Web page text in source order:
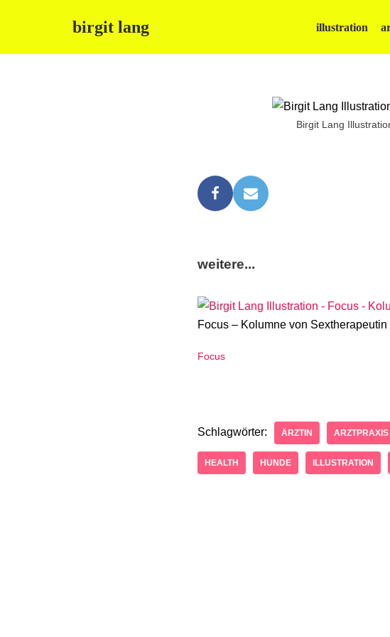
birgit lang illustration
Birgit Lang
weitere...
Focus – Kolumne von
Focus
Schlagwörter: ÄRZTIN ARZTPRAXIS
HEALTH HUNDE ILLUSTRATION